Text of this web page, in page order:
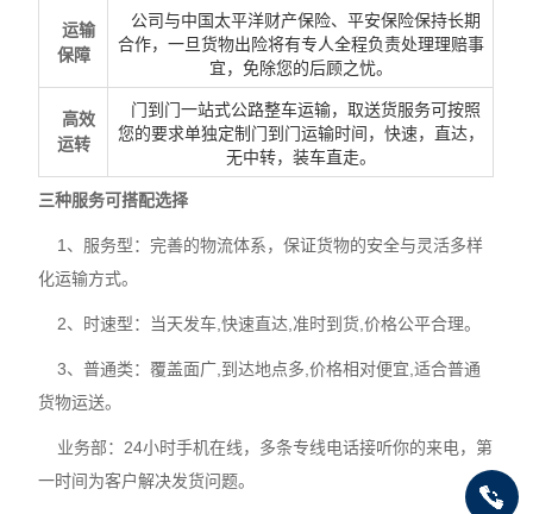
运输
保障
公司与中国太平洋财产保险、平安保险保持长期
合作，一旦货物出险将有专人全程负责处理理赔事
宜，免除您的后顾之忧。
高效
运转
门到门一站式公路整车运输，取送货服务可按照
您的要求单独定制门到门运输时间，快速，直达，
无中转，装车直走。
三种服务可搭配选择
1、服务型：完善的物流体系，保证货物的安全与灵活多样
化运输方式。
2、时速型：当天发车,快速直达,准时到货,价格公平合理。
3、普通类：覆盖面广,到达地点多,价格相对便宜,适合普通
货物运送。
业务部：24小时手机在线，多条专线电话接听你的来电，第
一时间为客户解决发货问题。